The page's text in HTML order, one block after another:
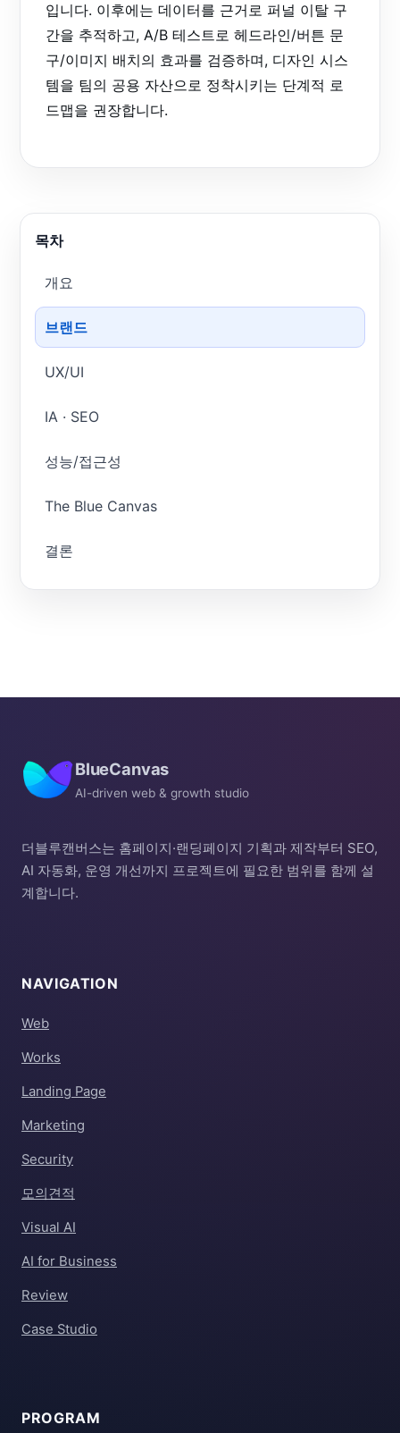
입니다. 이후에는 데이터를 근거로 퍼널 이탈 구
간을 추적하고, A/B 테스트로 헤드라인/버튼 문
구/이미지 배치의 효과를 검증하며, 디자인 시스
템을 팀의 공용 자산으로 정착시키는 단계적 로
드맵을 권장합니다.
목차
개요
브랜드
UX/UI
IA · SEO
성능/접근성
The Blue Canvas
결론
BlueCanvas
AI-driven web & growth studio
더블루캔버스는 홈페이지·랜딩페이지 기획과 제작부터 SEO,
AI 자동화, 운영 개선까지 프로젝트에 필요한 범위를 함께 설
계합니다.
NAVIGATION
Web
Works
Landing Page
Marketing
Security
모의견적
Visual AI
AI for Business
Review
Case Studio
PROGRAM